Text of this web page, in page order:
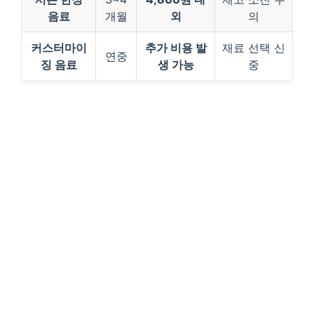
음료
개월
외
의
커스터마이
징 음료
연중
추가 비용 발
생 가능
재료 선택 신
중